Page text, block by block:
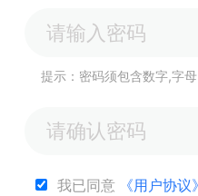
提示：密码须包含数字,字母
我已同意 《用户协议》